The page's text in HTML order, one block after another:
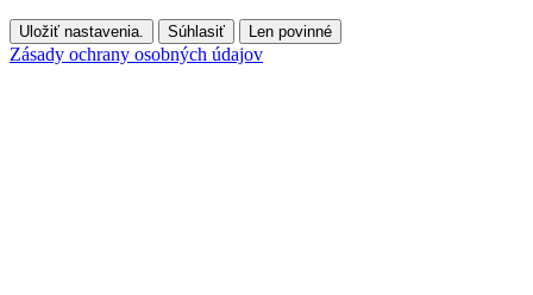
Uložiť nastavenia. Súhlasiť Len povinné
Zásady ochrany osobných údajov